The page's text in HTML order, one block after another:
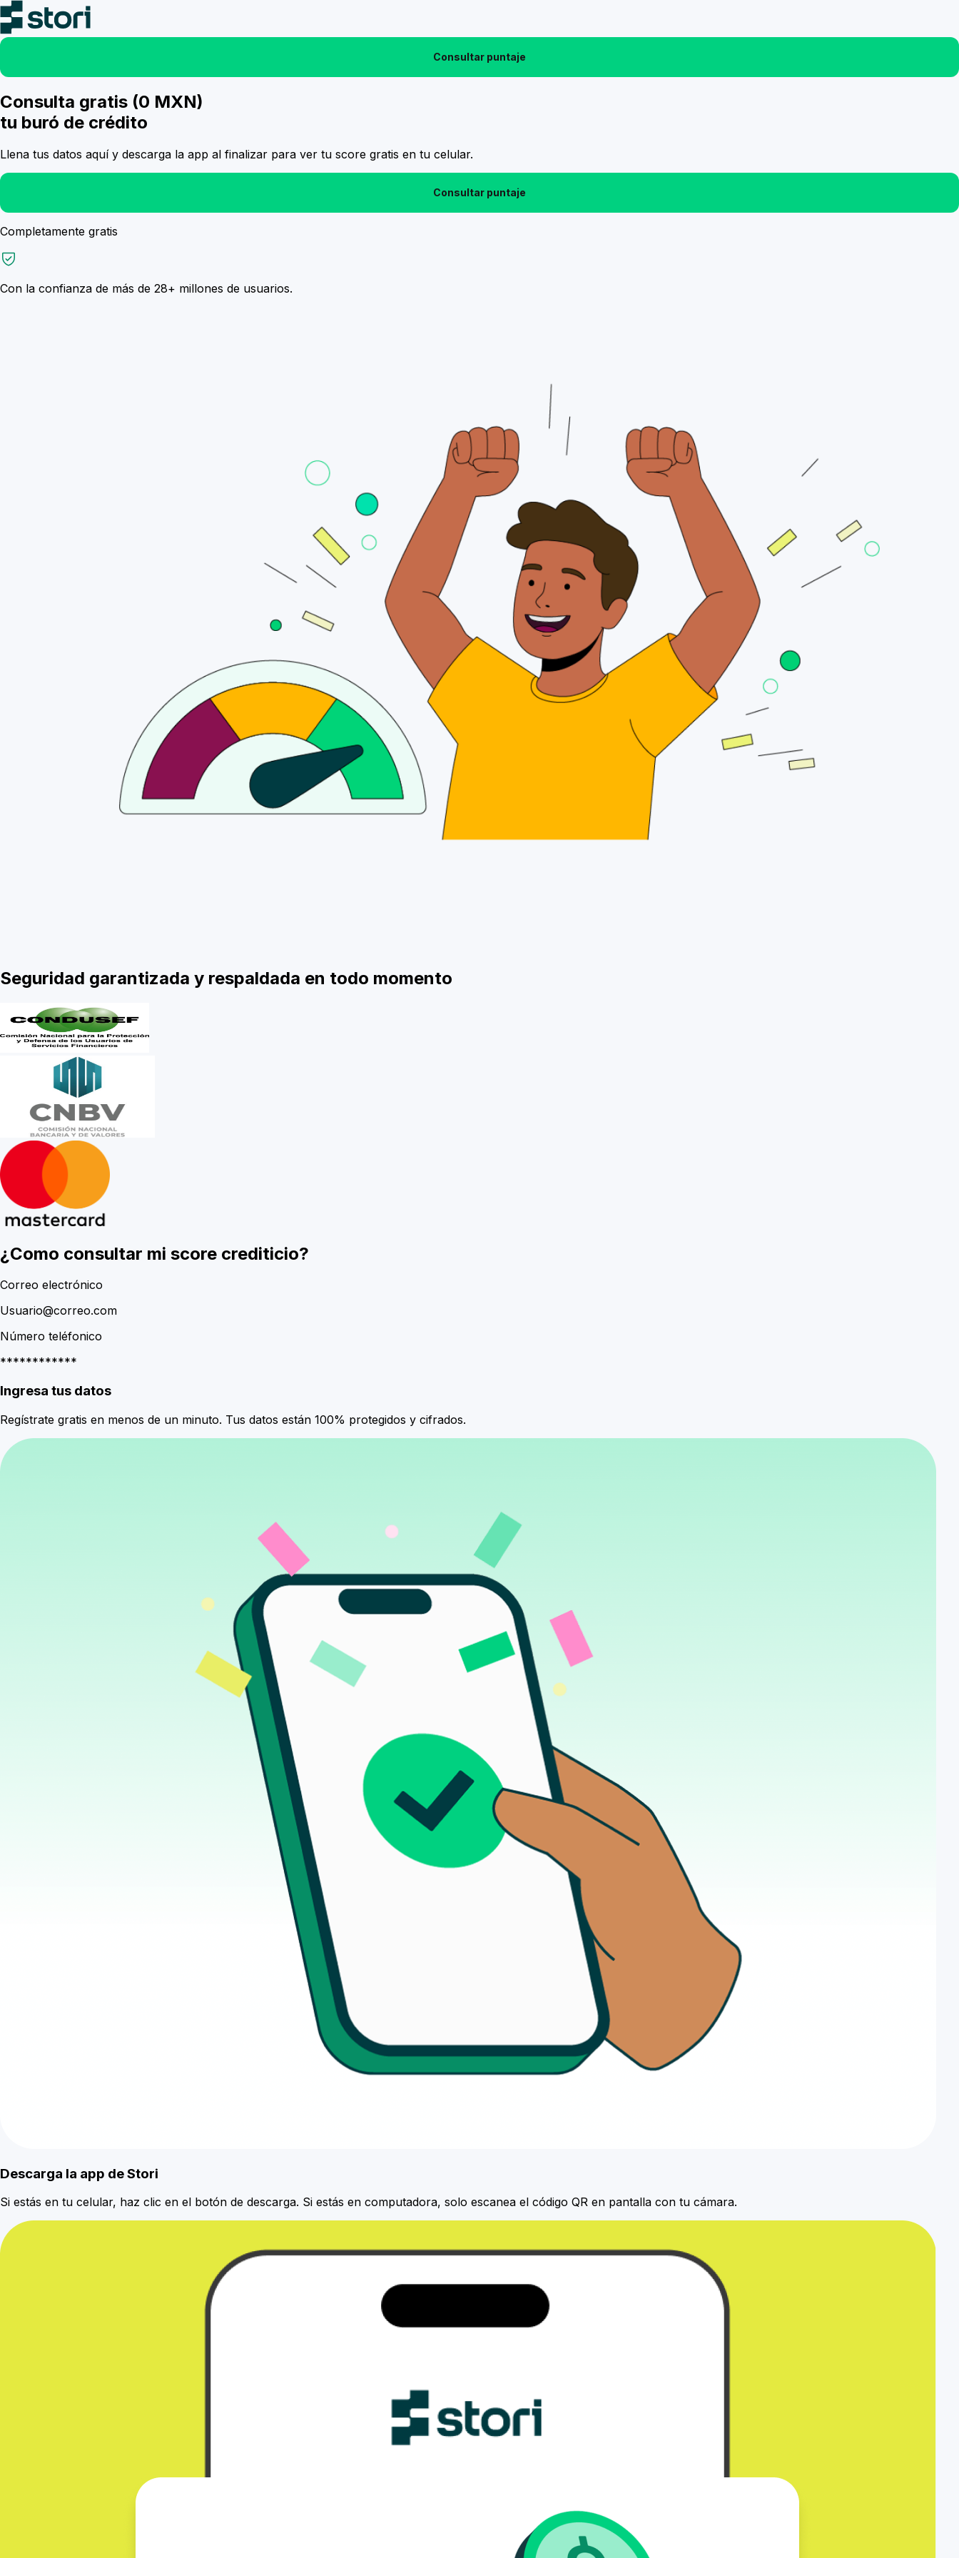
Consultar puntaje
Consulta gratis (0 MXN)
tu buró de crédito
Llena tus datos aquí y descarga la app al finalizar para ver tu score gratis en tu celular.
Consultar puntaje
Completamente gratis
Con la confianza de más de 28+ millones de usuarios.
Seguridad garantizada y respaldada en todo momento
¿Como consultar mi score crediticio?
Correo electrónico
Usuario@correo.com
Número teléfonico
************
Ingresa tus datos
Regístrate gratis en menos de un minuto. Tus datos están 100% protegidos y cifrados.
Descarga la app de Stori
Si estás en tu celular, haz clic en el botón de descarga. Si estás en computadora, solo escanea el código QR en pantalla con tu cámara.